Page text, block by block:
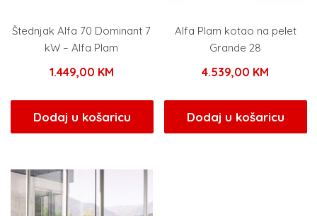
Štednjak Alfa 70 Dominant 7
kW – Alfa Plam
1.449,00 KM
Dodaj u košaricu
Alfa Plam kotao na pelet
Grande 28
4.539,00 KM
Dodaj u košaricu